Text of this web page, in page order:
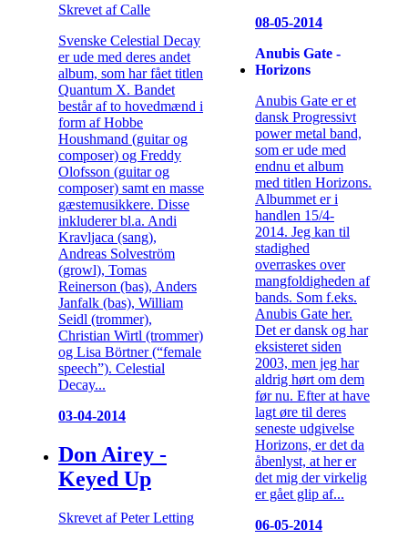
Skrevet af Calle
Svenske Celestial Decay
er ude med deres andet
album, som har fået titlen
Quantum X. Bandet
består af to hovedmænd i
form af Hobbe
Houshmand (guitar og
composer) og Freddy
Olofsson (guitar og
composer) samt en masse
gæstemusikkere. Disse
inkluderer bl.a. Andi
Kravljaca (sang),
Andreas Solveström
(growl), Tomas
Reinerson (bas), Anders
Janfalk (bas), William
Seidl (trommer),
Christian Wirtl (trommer)
og Lisa Börtner (“female
speech”). Celestial
Decay...
03-04-2014
Don Airey -
Keyed Up
Skrevet af Peter Letting
08-05-2014
Anubis Gate -
Horizons
Anubis Gate er et
dansk Progressivt
power metal band,
som er ude med
endnu et album
med titlen Horizons.
Albummet er i
handlen 15/4-
2014. Jeg kan til
stadighed
overraskes over
mangfoldigheden af
bands. Som f.eks.
Anubis Gate her.
Det er dansk og har
eksisteret siden
2003, men jeg har
aldrig hørt om dem
før nu. Efter at have
lagt øre til deres
seneste udgivelse
Horizons, er det da
åbenlyst, at her er
det mig der virkelig
er gået glip af...
06-05-2014